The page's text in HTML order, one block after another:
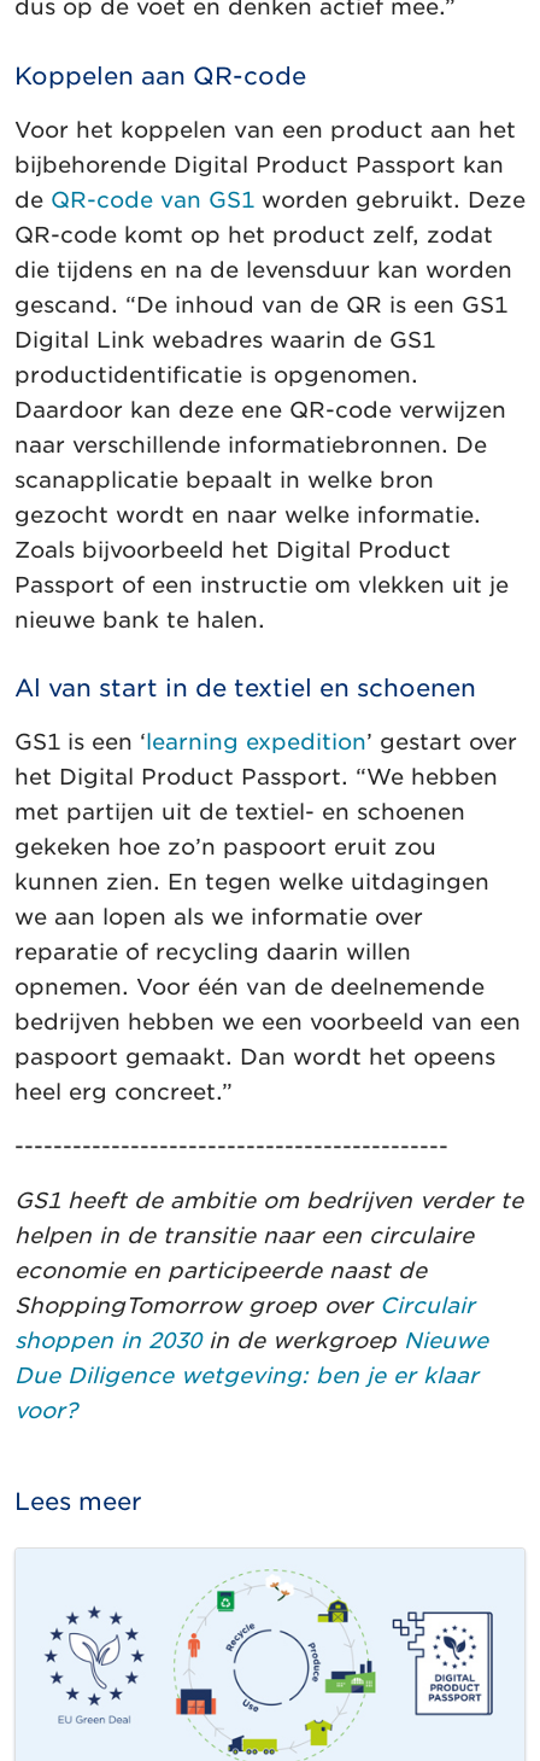
dus op de voet en denken actief mee.”
Koppelen aan QR-code
Voor het koppelen van een product aan het
bijbehorende Digital Product Passport kan
de QR-code van GS1 worden gebruikt. Deze
QR-code komt op het product zelf, zodat
die tijdens en na de levensduur kan worden
gescand. “De inhoud van de QR is een GS1
Digital Link webadres waarin de GS1
productidentificatie is opgenomen.
Daardoor kan deze ene QR-code verwijzen
naar verschillende informatiebronnen. De
scanapplicatie bepaalt in welke bron
gezocht wordt en naar welke informatie.
Zoals bijvoorbeeld het Digital Product
Passport of een instructie om vlekken uit je
nieuwe bank te halen.
Al van start in de textiel en schoenen
GS1 is een ‘learning expedition’ gestart over
het Digital Product Passport. “We hebben
met partijen uit de textiel- en schoenen
gekeken hoe zo’n paspoort eruit zou
kunnen zien. En tegen welke uitdagingen
we aan lopen als we informatie over
reparatie of recycling daarin willen
opnemen. Voor één van de deelnemende
bedrijven hebben we een voorbeeld van een
paspoort gemaakt. Dan wordt het opeens
heel erg concreet.”
---------------------------------------------
GS1 heeft de ambitie om bedrijven verder te
helpen in de transitie naar een circulaire
economie en participeerde naast de
ShoppingTomorrow groep over Circulair
shoppen in 2030 in de werkgroep Nieuwe
Due Diligence wetgeving: ben je er klaar
voor?
Lees meer